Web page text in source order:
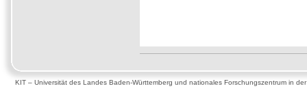
KIT – Universität des Landes Baden-Württemberg und nationales Forschungszentrum in